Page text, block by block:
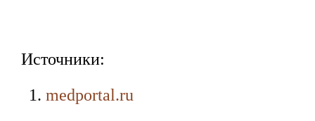
Источники:
medportal.ru